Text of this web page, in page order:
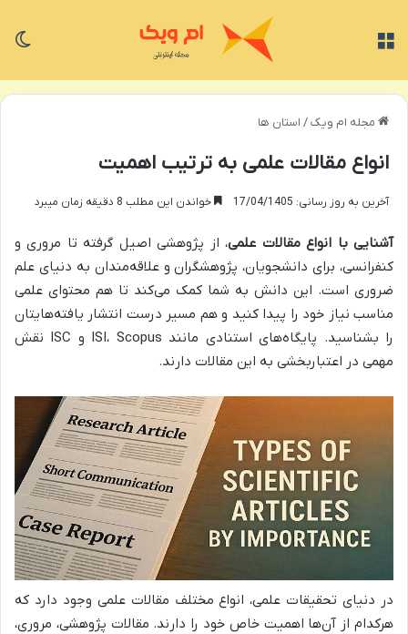
مجله ام ویک/ استان ها
انواع مقالات علمی به ترتیب اهمیت
آخرین به روز رسانی: 17/04/1405 خواندن این مطلب 8 دقیقه زمان میبرد
آشنایی با انواع مقالات علمی، از پژوهشی اصیل گرفته تا مروری و
کنفرانسی، برای دانشجویان، پژوهشگران و علاقه‌مندان به دنیای علم
ضروری است. این دانش به شما کمک می‌کند تا هم محتوای علمی
مناسب نیاز خود را پیدا کنید و هم مسیر درست انتشار یافته‌هایتان
را بشناسید. پایگاه‌های استنادی مانند ISI، Scopus و ISC نقش
مهمی در اعتباربخشی به این مقالات دارند.
در دنیای تحقیقات علمی، انواع مختلف مقالات علمی وجود دارد که
هرکدام از آن‌ها اهمیت خاص خود را دارند. مقالات پژوهشی، مروری،